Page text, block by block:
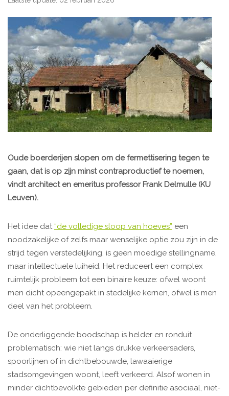
Oude boerderijen slopen om de fermettisering tegen te
gaan, dat is op zijn minst contraproductief te noemen,
vindt architect en emeritus professor Frank Delmulle (KU
Leuven).
Het idee dat“de volledige sloop van hoeves” een
noodzakelijke of zelfs maar wenselijke optie zou zijn in de
strijd tegen verstedelijking, is geen moedige stellingname,
maar intellectuele luiheid. Het reduceert een complex
ruimtelijk probleem tot een binaire keuze: ofwel woont
men dicht opeengepakt in stedelijke kernen, ofwel is men
deel van het probleem.
De onderliggende boodschap is helder en ronduit
problematisch: wie niet langs drukke verkeersaders,
spoorlijnen of in dichtbebouwde, lawaaierige
stadsomgevingen woont, leeft verkeerd. Alsof wonen in
minder dichtbevolkte gebieden per definitie asociaal, niet-